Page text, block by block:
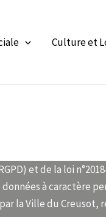
Culture et
et de la loi
à caractère
la Ville du Creusot,